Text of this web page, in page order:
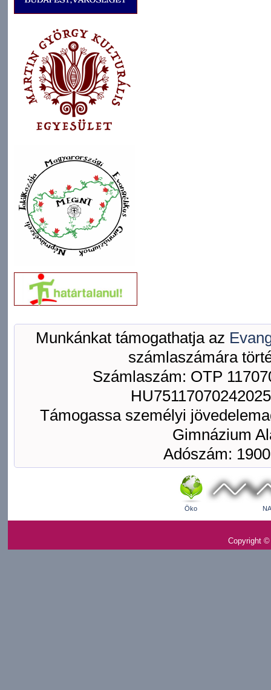
Munkánkat támogathatja az
számlaszámára
Számlaszám: OTP
Támogassa személyi
Gimnázium
Adószám:
Öko
Copyright